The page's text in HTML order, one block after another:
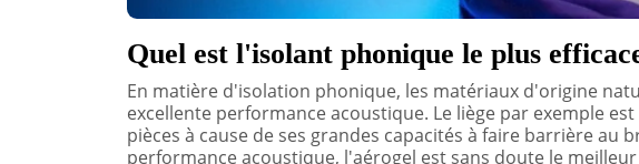
Quel est l'isolant phonique le plus
En matière d'isolation phonique, les matériaux d'origine
excellente performance acoustique. Le liège par exemple
pièces à cause de ses grandes capacités à faire barrière au
performance acoustique, l'aérogel est sans doute le